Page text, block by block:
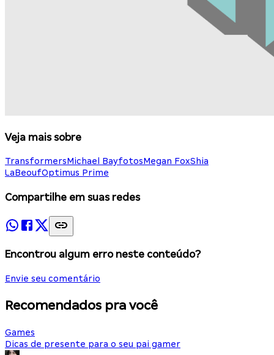
Veja mais sobre
TransformersMichael BayfotosMegan FoxShia
LaBeoufOptimus Prime
Compartilhe em suas redes
Encontrou algum erro neste conteúdo?
Envie seu comentário
Recomendados pra você
Games
Dicas de presente para o seu pai gamer